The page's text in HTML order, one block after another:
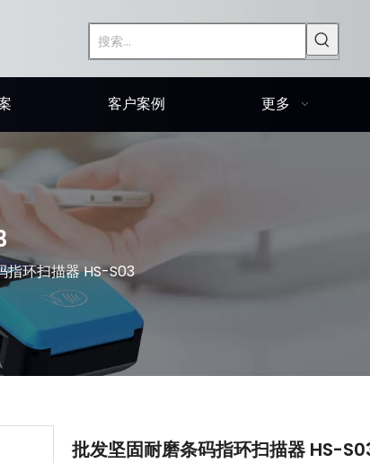
客户案例 更多
指环扫描器 HS-S03
批发坚固耐磨条码指环扫描器 HS-